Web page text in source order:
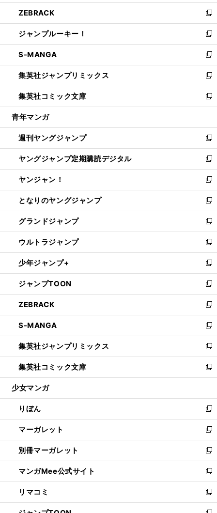
開
く
ウ
で
開
く
ン
ド
ウ
で
開
く
ウ
ィ
ン
ド
ウ
で
開
く
し
い
ウ
ィ
ン
ド
ウ
で
開
く
ZEBRACK
新
し
い
ウ
ィ
ン
ド
ウ
で
開
ジャンプルーキー！
新
し
い
ウ
ィ
ン
ド
ウ
開
く
S-MANGA
新
し
い
ウ
ィ
ン
ウ
で
開
く
集英社ジャンプリミックス
新
し
い
ウ
ン
ド
ウ
で
開
く
集英社コミック文庫
新
し
ウ
ィ
ン
ド
ウ
で
開
く
青年マンガ
週刊ヤングジャンプ
新
し
い
ウ
ィ
ン
ド
ウ
で
開
く
ヤングジャンプ定期購読デジタル
新
し
い
ウ
ィ
ン
ド
ウ
で
開
く
ヤンジャン！
新
し
い
ウ
ィ
ン
ド
ウ
で
開
く
となりのヤングジャンプ
新
し
い
ウ
ィ
ン
ド
ウ
で
開
く
グランドジャンプ
新
し
い
ウ
ィ
ン
ド
ウ
で
開
く
ウルトラジャンプ
新
し
い
ウ
ィ
ン
ド
ウ
で
開
く
少年ジャンプ+
新
し
い
ウ
ィ
ン
ド
ウ
で
開
く
ジャンプTOON
新
し
い
ウ
ィ
ン
ド
ウ
で
開
ZEBRACK
新
し
い
ウ
ィ
ン
ド
ウ
開
く
S-MANGA
新
し
い
ウ
ィ
ン
ウ
で
開
く
集英社ジャンプリミックス
新
し
い
ウ
ン
ド
ウ
で
開
く
集英社コミック文庫
新
し
ウ
ィ
ン
ド
ウ
で
開
く
少女マンガ
りぼん
新
し
い
ウ
ィ
ン
ド
ウ
で
開
マーガレット
新
し
い
ウ
ィ
ン
ド
ウ
別冊マーガレット
新
し
い
ウ
ィ
ン
マンガMee公式サイト
新
し
い
ウ
リマコミ
新
し